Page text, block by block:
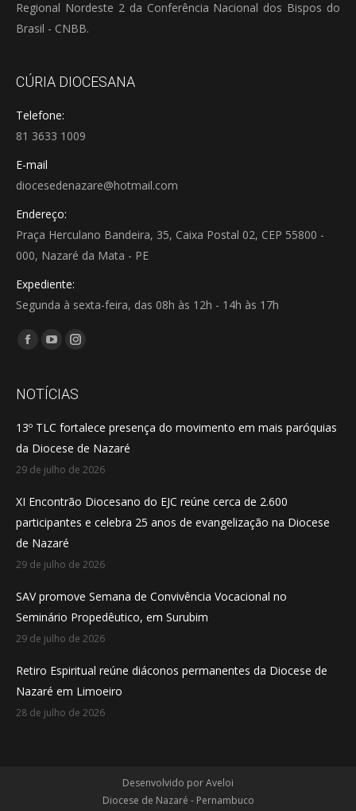
Regional Nordeste 2 da Conferência Nacional dos Bispos do
Brasil - CNBB.
CÚRIA DIOCESANA
Telefone:
81 3633 1009
E-mail
diocesedenazare@hotmail.com
Endereço:
Praça Herculano Bandeira, 35, Caixa Postal 02, CEP 55800 -
000, Nazaré da Mata - PE
Expediente:
Segunda à sexta-feira, das 08h às 12h - 14h às 17h
Encontre-nos em:
Facebook
opens
new
window
YouTube
opens
new
window
Instagram
opens
new
window
NOTÍCIAS
13º TLC fortalece presença do movimento em mais paróquias
da Diocese de Nazaré
29 de julho de 2026
XI Encontrão Diocesano do EJC reúne cerca de 2.600
participantes e celebra 25 anos de evangelização na Diocese
de Nazaré
29 de julho de 2026
SAV promove Semana de Convivência Vocacional no
Seminário Propedêutico, em Surubim
29 de julho de 2026
Retiro Espiritual reúne diáconos permanentes da Diocese de
Nazaré em Limoeiro
28 de julho de 2026
Desenvolvido porAveloi
Diocese de Nazaré - Pernambuco